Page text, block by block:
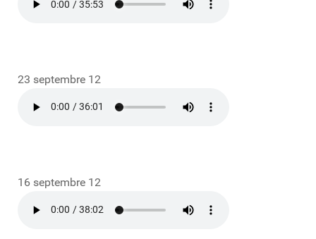
23 septembre 12
16 septembre 12